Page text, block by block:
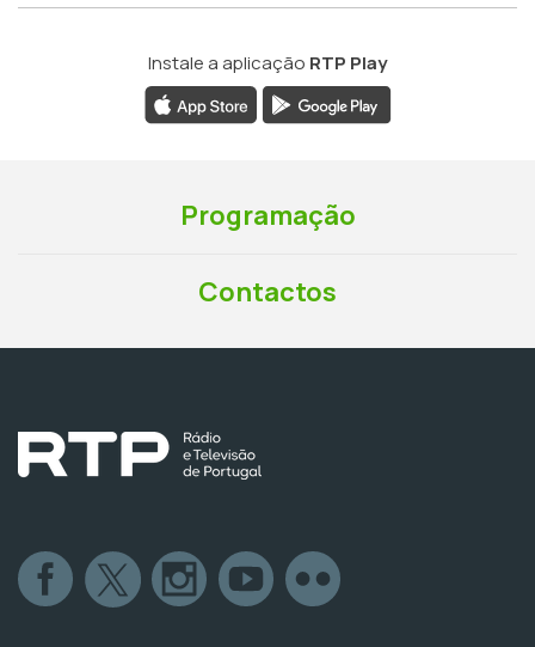
Instale a aplicação RTP Play
Programação
Contactos